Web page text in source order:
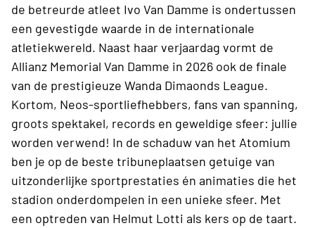
de betreurde atleet Ivo Van Damme is ondertussen
een gevestigde waarde in de internationale
atletiekwereld. Naast haar verjaardag vormt de
Allianz Memorial Van Damme in 2026 ook de finale
van de prestigieuze Wanda Dimaonds League.
Kortom, Neos-sportliefhebbers, fans van spanning,
groots spektakel, records en geweldige sfeer: jullie
worden verwend! In de schaduw van het Atomium
ben je op de beste tribuneplaatsen getuige van
uitzonderlijke sportprestaties én animaties die het
stadion onderdompelen in een unieke sfeer. Met
een optreden van Helmut Lotti als kers op de taart.